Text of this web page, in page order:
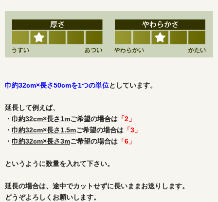
巾約32cm×長さ50cmを1つの単位としています。
延長して例えば、
・ 巾約32cm×長さ1mご希望の場合は 「2」
・ 巾約32cm×長さ1.5mご希望の場合は 「3」
・ 巾約32cm×長さ3mご希望の場合は 「6」
というように数量を入れて下さい。
延長の場合は、途中でカットせずに長いままお送りします。
どうぞよろしくお願いします。